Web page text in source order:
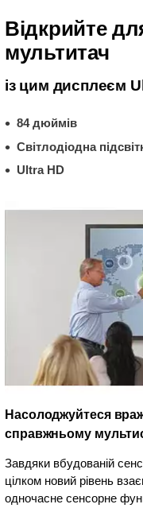
Відкрийте
мультитач
із цим дисплеєм
84 дюймів
Світлодіодна
Ultra HD
Насолоджуйтеся
справжньому
Завдяки вбудованій
цілком новий рівень
одночасне сенсорне